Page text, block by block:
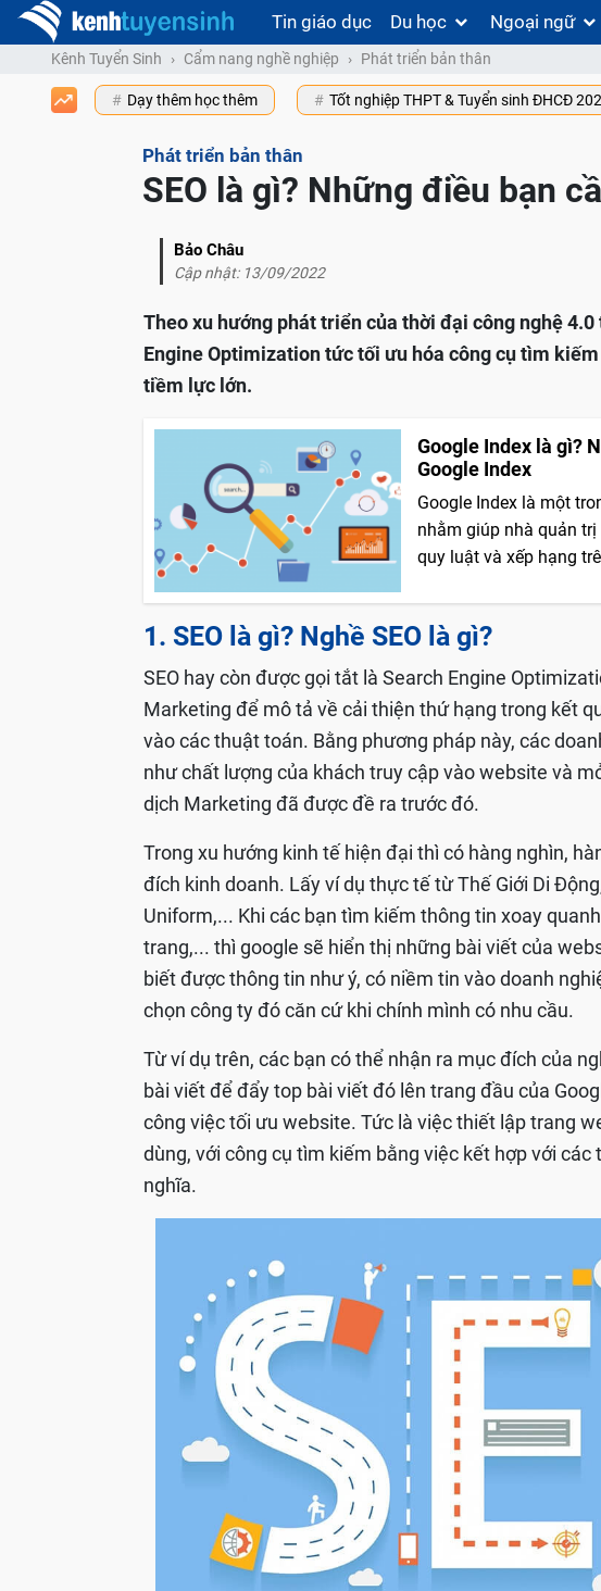
Tin giáo dục Du học Ngoại ngữ
Kênh Tuyển Sinh Cẩm nang nghề nghiệp Phát triển bản thân
Dạy thêm học thêm Tốt nghiệp THPT & Tuyển sinh ĐHCĐ
Phát triển bản thân
SEO là gì? Những điều bạn
Bảo Châu
Cập nhật: 13/09/2022
Theo xu hướng phát triển của thời đại công nghệ 4.0
Engine Optimization tức tối ưu hóa công cụ tìm
tiềm lực lớn.
Google Index là gì?
Google Index
Google Index là một
nhằm giúp nhà quản
quy luật và xếp hạng
1. SEO là gì? Nghề SEO là gì?
SEO hay còn được gọi tắt là Search Engine
Marketing để mô tả về cải thiện thứ hạng trong kết
vào các thuật toán. Bằng phương pháp này, các
như chất lượng của khách truy cập vào website và
dịch Marketing đã được đề ra trước đó.
Trong xu hướng kinh tế hiện đại thì có hàng nghìn,
đích kinh doanh. Lấy ví dụ thực tế từ Thế Giới Di
Uniform,... Khi các bạn tìm kiếm thông tin xoay
trang,... thì google sẽ hiển thị những bài viết của
biết được thông tin như ý, có niềm tin vào doanh
chọn công ty đó căn cứ khi chính mình có nhu cầu.
Từ ví dụ trên, các bạn có thể nhận ra mục đích của
bài viết để đẩy top bài viết đó lên trang đầu của
công việc tối ưu website. Tức là việc thiết lập trang
dùng, với công cụ tìm kiếm bằng việc kết hợp với các
nghĩa.